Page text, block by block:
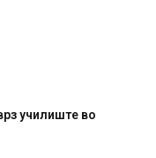
СОЗИС: